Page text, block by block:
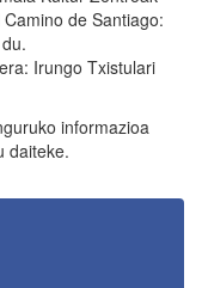
de Santiago:
Irungo Txistulari
informazioa
daiteke.